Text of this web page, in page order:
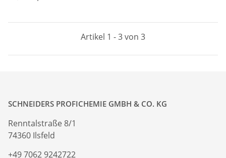
Artikel 1 - 3 von 3
SCHNEIDERS PROFICHEMIE GMBH & CO. KG
Renntalstraße 8/1
74360 Ilsfeld
+49 7062 9242722